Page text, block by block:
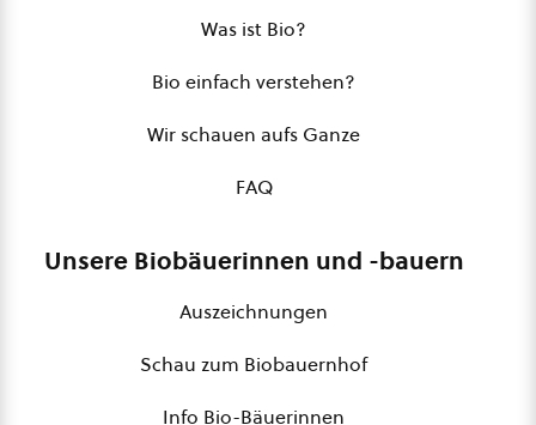
Was ist Bio?
Bio einfach verstehen?
Wir schauen aufs Ganze
FAQ
Unsere Biobäuerinnen und -bauern
Auszeichnungen
Schau zum Biobauernhof
Info Bio-Bäuerinnen